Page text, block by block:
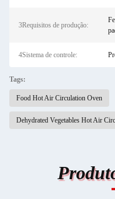
3Requisitos de produção:
4Sistema de controle:
Tags:
Food Hot Air Circulation Oven
Dehydrated Vegetables Hot Air